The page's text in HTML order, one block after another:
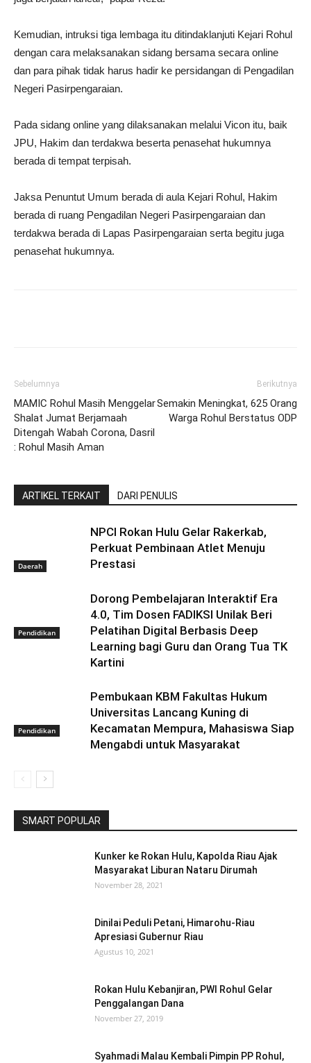
Kemudian, intruksi tiga lembaga itu ditindaklanjuti Kejari Rohul
dengan cara melaksanakan sidang bersama secara online
dan para pihak tidak harus hadir ke persidangan di Pengadilan
Negeri Pasirpengaraian.
Pada sidang online yang dilaksanakan melalui Vicon itu, baik
JPU, Hakim dan terdakwa beserta penasehat hukumnya
berada di tempat terpisah.
Jaksa Penuntut Umum berada di aula Kejari Rohul, Hakim
berada di ruang Pengadilan Negeri Pasirpengaraian dan
terdakwa berada di Lapas Pasirpengaraian serta begitu juga
penasehat hukumnya.
Sebelumnya
MAMIC Rohul Masih Menggelar
Shalat Jumat Berjamaah
Ditengah Wabah Corona, Dasril
: Rohul Masih Aman
Berikutnya
Semakin Meningkat, 625 Orang
Warga Rohul Berstatus ODP
ARTIKEL TERKAIT DARI PENULIS
Daerah
NPCI Rokan Hulu Gelar Rakerkab,
Perkuat Pembinaan Atlet Menuju
Prestasi
Pendidikan
Dorong Pembelajaran Interaktif Era
4.0, Tim Dosen FADIKSI Unilak Beri
Pelatihan Digital Berbasis Deep
Learning bagi Guru dan Orang Tua TK
Kartini
Pendidikan
Pembukaan KBM Fakultas Hukum
Universitas Lancang Kuning di
Kecamatan Mempura, Mahasiswa Siap
Mengabdi untuk Masyarakat
SMART POPULAR
Kunker ke Rokan Hulu, Kapolda Riau Ajak
Masyarakat Liburan Nataru Dirumah
November 28, 2021
Dinilai Peduli Petani, Himarohu-Riau
Apresiasi Gubernur Riau
Agustus 10, 2021
Rokan Hulu Kebanjiran, PWI Rohul Gelar
Penggalangan Dana
November 27, 2019
Syahmadi Malau Kembali Pimpin PP Rohul,